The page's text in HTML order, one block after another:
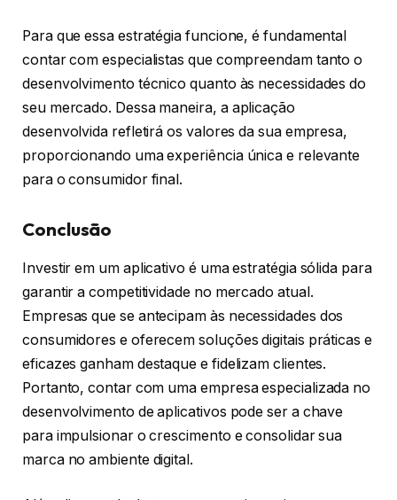
Para que essa estratégia funcione, é fundamental
contar com especialistas que compreendam tanto o
desenvolvimento técnico quanto às necessidades do
seu mercado. Dessa maneira, a aplicação
desenvolvida refletirá os valores da sua empresa,
proporcionando uma experiência única e relevante
para o consumidor final.
Conclusão
Investir em um aplicativo é uma estratégia sólida para
garantir a competitividade no mercado atual.
Empresas que se antecipam às necessidades dos
consumidores e oferecem soluções digitais práticas e
eficazes ganham destaque e fidelizam clientes.
Portanto, contar com uma empresa especializada no
desenvolvimento de aplicativos pode ser a chave
para impulsionar o crescimento e consolidar sua
marca no ambiente digital.